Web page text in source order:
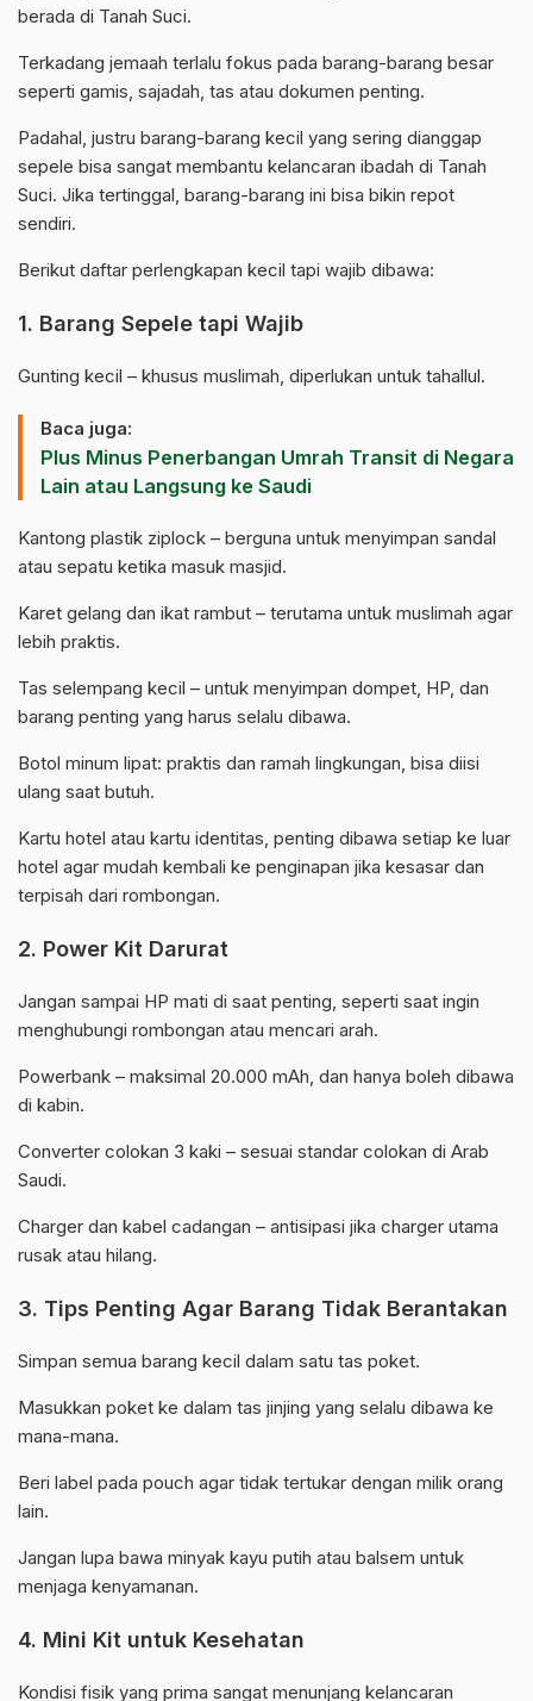
berada di Tanah Suci.
Terkadang jemaah terlalu fokus pada barang-barang besar
seperti gamis, sajadah, tas atau dokumen penting.
Padahal, justru barang-barang kecil yang sering dianggap
sepele bisa sangat membantu kelancaran ibadah di Tanah
Suci. Jika tertinggal, barang-barang ini bisa bikin repot
sendiri.
Berikut daftar perlengkapan kecil tapi wajib dibawa:
1. Barang Sepele tapi Wajib
Gunting kecil – khusus muslimah, diperlukan untuk tahallul.
Baca juga:
Plus Minus Penerbangan Umrah Transit di Negara
Lain atau Langsung ke Saudi
Kantong plastik ziplock – berguna untuk menyimpan sandal
atau sepatu ketika masuk masjid.
Karet gelang dan ikat rambut – terutama untuk muslimah agar
lebih praktis.
Tas selempang kecil – untuk menyimpan dompet, HP, dan
barang penting yang harus selalu dibawa.
Botol minum lipat: praktis dan ramah lingkungan, bisa diisi
ulang saat butuh.
Kartu hotel atau kartu identitas, penting dibawa setiap ke luar
hotel agar mudah kembali ke penginapan jika kesasar dan
terpisah dari rombongan.
2. Power Kit Darurat
Jangan sampai HP mati di saat penting, seperti saat ingin
menghubungi rombongan atau mencari arah.
Powerbank – maksimal 20.000 mAh, dan hanya boleh dibawa
di kabin.
Converter colokan 3 kaki – sesuai standar colokan di Arab
Saudi.
Charger dan kabel cadangan – antisipasi jika charger utama
rusak atau hilang.
3. Tips Penting Agar Barang Tidak Berantakan
Simpan semua barang kecil dalam satu tas poket.
Masukkan poket ke dalam tas jinjing yang selalu dibawa ke
mana-mana.
Beri label pada pouch agar tidak tertukar dengan milik orang
lain.
Jangan lupa bawa minyak kayu putih atau balsem untuk
menjaga kenyamanan.
4. Mini Kit untuk Kesehatan
Kondisi fisik yang prima sangat menunjang kelancaran